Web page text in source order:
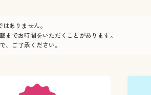
ありません。
でお時間をいただくことがあります。
、ご了承ください。